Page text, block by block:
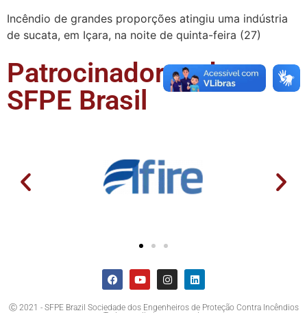
Incêndio de grandes proporções atingiu uma indústria
de sucata, em Içara, na noite de quinta-feira (27)
Patrocinadores da
SFPE Brasil
Ⓒ 2021 - SFPE Brazil Sociedade dos Engenheiros de Proteção Contra Incêndios